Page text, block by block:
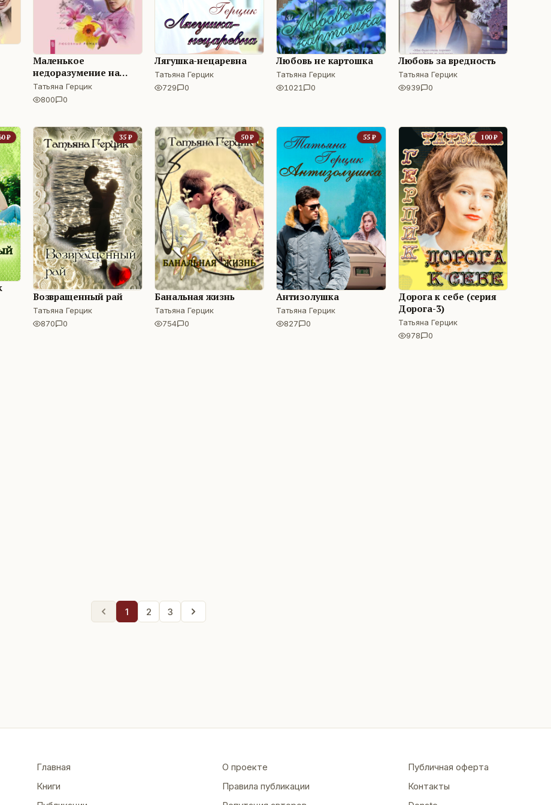
Маленькое
недоразумение на
даче
Татьяна Герцик
800
0
Лягушка-нецаревна
Татьяна Герцик
729
0
Любовь не картошка
Татьяна Герцик
1021
0
Любовь за вредность
Татьяна Герцик
939
0
₽ 35₽
Возвращенный рай
Татьяна Герцик
870
0
50₽
Банальная жизнь
Татьяна Герцик
754
0
55₽
Антизолушка
Татьяна Герцик
827
0
100₽
Дорога к себе (серия
Дорога-3)
Татьяна Герцик
978
0
1 2 3
Главная
Книги
О проекте
Правила публикации
Публичная оферта
Контакты